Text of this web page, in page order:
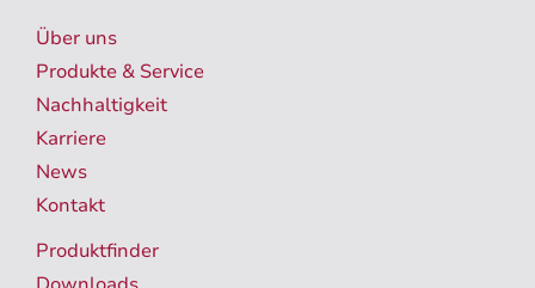
Über uns
Produkte & Service
Nachhaltigkeit
Karriere
News
Kontakt
Produktfinder